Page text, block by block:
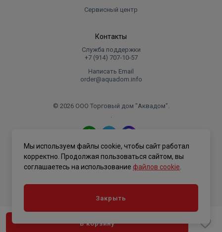
В корзину
Сервисный центр
Контакты
Служба поддержки
+7 (914) 707‑10‑57
Написать Email
order@aquadom.info
© 2026 ООО Торговый дом "Аквадом".
.
Политика конфиденциальности
Мы используем файлы cookie, чтобы сайт работал
корректно. Продолжая пользоваться сайтом, вы
соглашаетесь на использование файлов cookie
Закрыть